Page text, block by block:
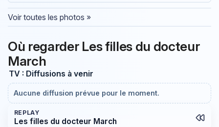
Voir toutes les photos »
Où regarder Les filles du docteur
March
TV : Diffusions à venir
Aucune diffusion prévue pour le moment.
REPLAY
Les filles du docteur March